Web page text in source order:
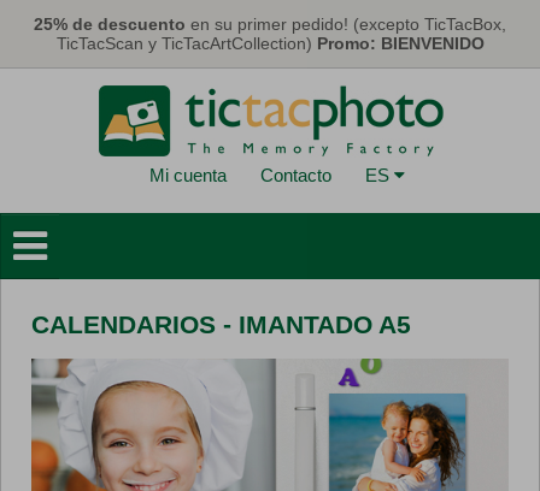
25% de descuento en su primer pedido! (excepto TicTacBox,
TicTacScan y TicTacArtCollection) Promo: BIENVENIDO
Mi cuenta Contacto ES
Deco Murales
Tarjetas y Calendarios
Fotos
Regalos
Máscaras
CALENDARIOS - IMANTADO A5